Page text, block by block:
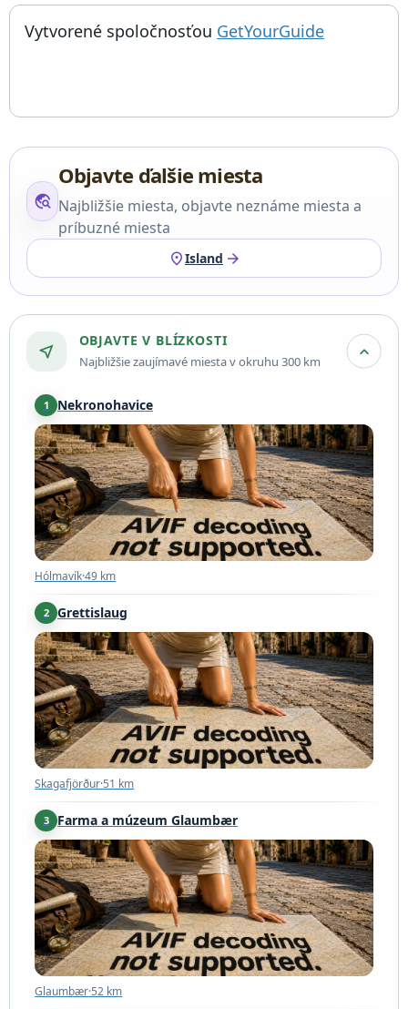
Things to do near Hvítserkur, Hvitserkur, Turistická atrakcia,
Vytvorené spoločnosťou GetYourGuide; otvorí sa
travel_explore
Objavte ďalšie miesta
Najbližšie miesta, objavte neznáme miesta a
príbuzné miesta
location_onIsland arrow_forward
near_me
OBJAVTE V BLÍZKOSTI
Najbližšie zaujímavé miesta v okruhu 300 km expand_more
1 Nekronohavice
Hólmavík·49 km
Hólmavík·49 km
2 Grettislaug
Skagafjörður·51 km
Skagafjörður·51 km
3 Farma a múzeum Glaumbær
Glaumbær·52 km
Glaumbær·52 km